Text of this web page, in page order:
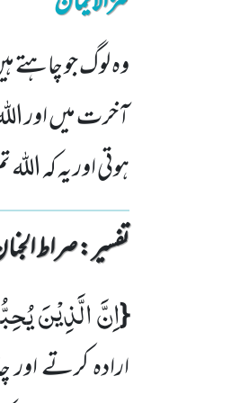
وہ لوگ جو چاہتے
آخرت میں اور
ہوتی اور یہ کہ
تفسیر : ‎صراط الجنان
{اِنَّ الَّذِیْنَ
ارادہ کرتے اور